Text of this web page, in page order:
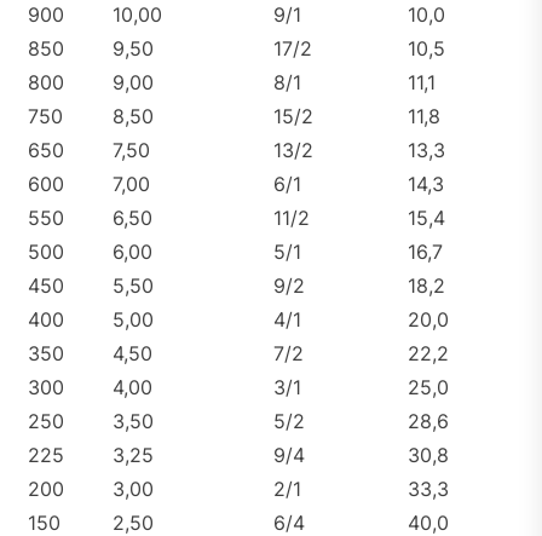
900
10,00 9/1
10,0
850
9,50 17/2
10,5
800
9,00 8/1
11,1
750
8,50 15/2
11,8
650
7,50 13/2
13,3
600
7,00 6/1
14,3
550
6,50 11/2
15,4
500
6,00 5/1
16,7
450
5,50 9/2
18,2
400
5,00 4/1
20,0
350
4,50 7/2
22,2
300
4,00 3/1
25,0
250
3,50 5/2
28,6
225
3,25 9/4
30,8
200
3,00 2/1
33,3
150
2,50 6/4
40,0